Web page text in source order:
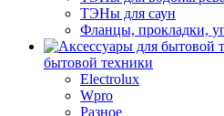
ТЭНы для саун
Фланцы, прокладки,
бытовой техники
Electrolux
Wpro
Разное